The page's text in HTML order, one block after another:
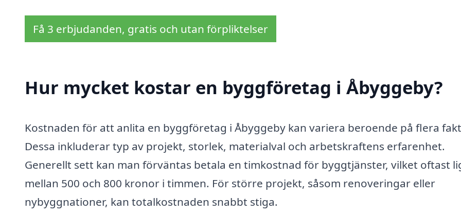
Få 3 erbjudanden, gratis och utan förpliktelser
Hur mycket kostar en byggföretag i Åbyggeby?
Kostnaden för att anlita en byggföretag i Åbyggeby kan variera beroende på flera
Dessa inkluderar typ av projekt, storlek, materialval och arbetskraftens erfarenhet.
Generellt sett kan man förväntas betala en timkostnad för byggtjänster, vilket oftast
mellan 500 och 800 kronor i timmen. För större projekt, såsom renoveringar eller
nybyggnationer, kan totalkostnaden snabbt stiga.